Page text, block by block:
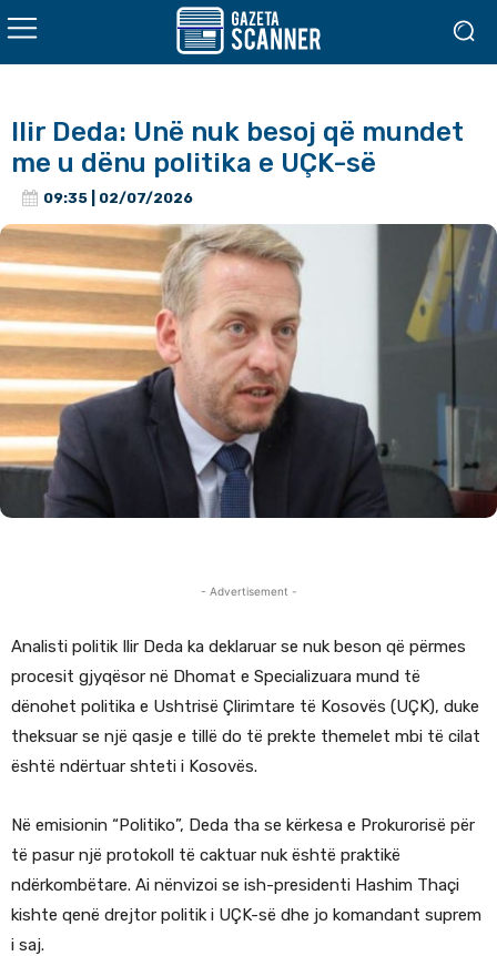
Ilir Deda: Unë nuk besoj që mundet
me u dënu politika e UÇK-së
09:35 | 02/07/2026
- Advertisement -
Analisti politik Ilir Deda ka deklaruar se nuk beson që përmes
procesit gjyqësor në Dhomat e Specializuara mund të
dënohet politika e Ushtrisë Çlirimtare të Kosovës (UÇK), duke
theksuar se një qasje e tillë do të prekte themelet mbi të cilat
është ndërtuar shteti i Kosovës.
Në emisionin “Politiko”, Deda tha se kërkesa e Prokurorisë për
të pasur një protokoll të caktuar nuk është praktikë
ndërkombëtare. Ai nënvizoi se ish-presidenti Hashim Thaçi
kishte qenë drejtor politik i UÇK-së dhe jo komandant suprem
i saj.